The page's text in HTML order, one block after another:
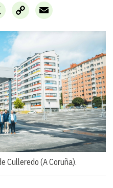
X
Copy
Link
Email
Culleredo (A Coruña).